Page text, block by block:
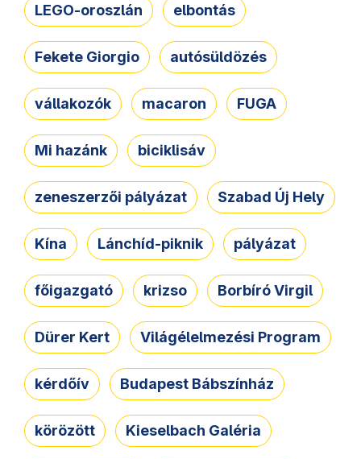
LEGO-oroszlán elbontás
Fekete Giorgio autósüldözés
vállakozók macaron FUGA
Mi hazánk biciklisáv
zeneszerzői pályázat Szabad Új Hely
Kína Lánchíd-piknik pályázat
főigazgató krizso Borbíró Virgil
Dürer Kert Világélelmezési Program
kérdőív Budapest Bábszínház
körözött Kieselbach Galéria